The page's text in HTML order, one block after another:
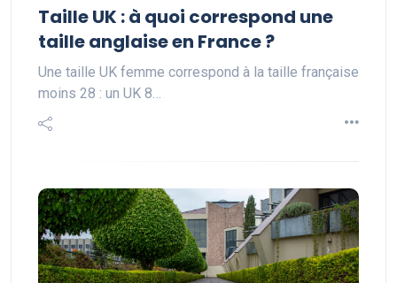
Taille UK : à quoi correspond une
taille anglaise en France ?
Une taille UK femme correspond à la taille française
moins 28 : un UK 8…